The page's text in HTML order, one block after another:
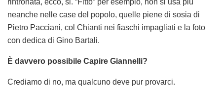
neanche nelle case del popolo, quelle piene di sosia di
Pietro Pacciani, col Chianti nei fiaschi impagliati e la foto
con dedica di Gino Bartali.
È davvero possibile Capire Giannelli?
Crediamo di no, ma qualcuno deve pur provarci.